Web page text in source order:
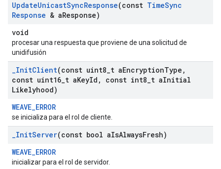
UpdateUnicastSyncResponse(const TimeSync
Response & aResponse)
void
procesar una respuesta que proviene de una solicitud de
unidifusión
_InitClient(const uint8 t aEncryptionType ,
const uint16 t aKeyId , const int8 t aInitial
Likelyhood)
WEAVE_ERROR
se inicializa para el rol de cliente.
_InitServer(const bool aIsAlwaysFresh)
WEAVE_ERROR
inicializar para el rol de servidor.